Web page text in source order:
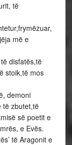
të
më e
disfatës,të
stoik,të mos
demoni
të zbutet,të
së poetit e
e Evës.
të Aragonit e